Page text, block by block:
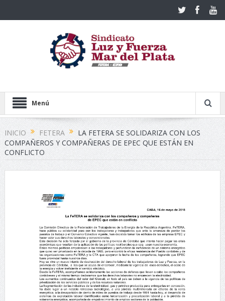
Menú
INICIO FETERA
LA FETERA SE SOLIDARIZA CON LOS
COMPAÑEROS Y COMPAÑERAS DE EPEC QUE ESTÁN EN
CONFLICTO